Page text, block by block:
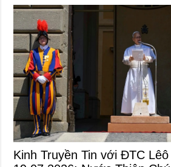
Kinh Truyền Tin với ĐTC